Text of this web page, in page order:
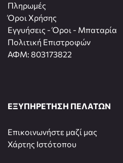
Πληρωμές
Όροι Χρήσης
Εγγυήσεις - Όροι - Μπαταρία
Πολιτική Επιστροφών
ΑΦΜ: 803173822
ΕΞΥΠΗΡΕΤΗΣΗ ΠΕΛΑΤΩΝ
Επικοινωνήστε μαζί μας
Χάρτης Ιστότοπου